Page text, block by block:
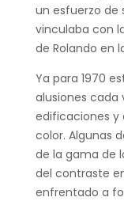
un esfuerzo de
vinculaba con
de Rolando en
Ya para 1970
alusiones cada
edificaciones y
color. Algunas
de la gama de
del contraste
enfrentado a